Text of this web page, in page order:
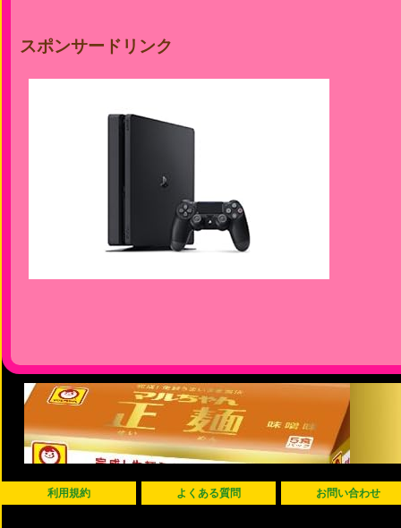
スポンサードリンク
利用規約 よくある質問 お問い合わせ